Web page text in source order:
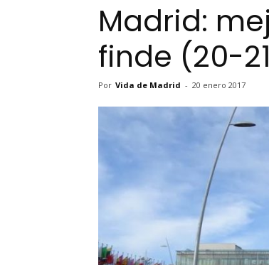
Madrid:
finde (20-
Por Vida de Madrid - 20 enero 2017